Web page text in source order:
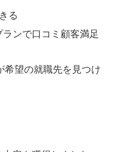
る
ンで口コミ顧客満足
希望の就職先を見つけ